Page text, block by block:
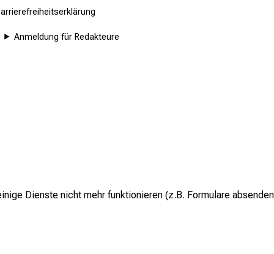
Dienste nicht mehr funktionieren (z.B. Formulare
Anmeldung für Redakteure